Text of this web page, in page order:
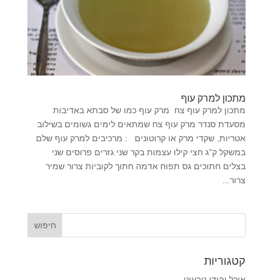
מתכון למרק עוף
מתכון למרק עוף צח מרק עוף כמו של סבתא באדיבות
מסעדת סנדר מרק עוף צח שמתאים לימים גשומים בשילוב
אטריות, שקדי מרק או קרוטונים : מרכיבים למרק עוף שלם
במשקל ק”ג חצי קילו עצמות בקר שני גזרים פרוסים שני
בצלים חתוכים גס תפוח אדמה חתוך לקוביות צרור שמיר
צרור...
קטגוריות